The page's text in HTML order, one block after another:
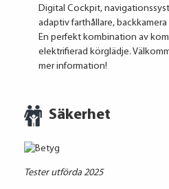
Digital Cockpit,
adaptiv farthållare,
En perfekt kombination av
elektrifierad körglädje.
mer information!
Säkerhet
Tester utförda 2025